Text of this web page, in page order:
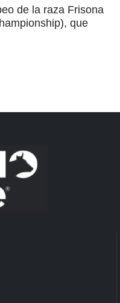
de la raza Frisona
que